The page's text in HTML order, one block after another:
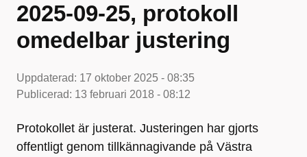
2025-09-25, protokoll
omedelbar justering
Uppdaterad: 17 oktober 2025 - 08:35
Publicerad: 13 februari 2018 - 08:12
Protokollet är justerat. Justeringen har gjorts
offentligt genom tillkännagivande på Västra